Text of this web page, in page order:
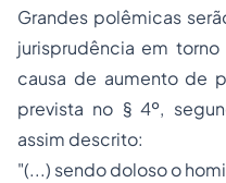
Grandes polêmicas
jurisprudência em
causa de aumento de
prevista no § 4º,
assim descrito:
"(...) sendo doloso o